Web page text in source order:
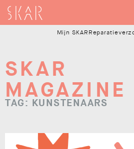
SKAR
Mijn SKAR
SKAR
MAGAZINE
TAG: KUNSTENAARS